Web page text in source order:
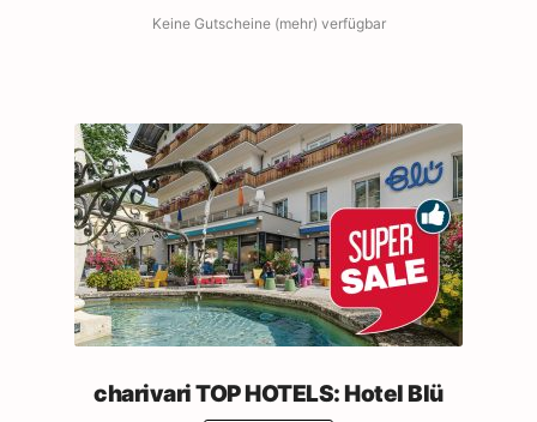
Keine Gutscheine (mehr) verfügbar
charivari TOP HOTELS: Hotel Blü